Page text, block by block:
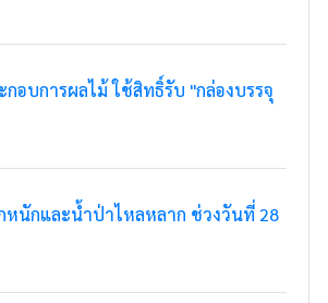
บการผลไม้ ใช้สิทธิ์รับ "กล่องบรรจุ
นักและน้ำป่าไหลหลาก ช่วงวันที่ 28